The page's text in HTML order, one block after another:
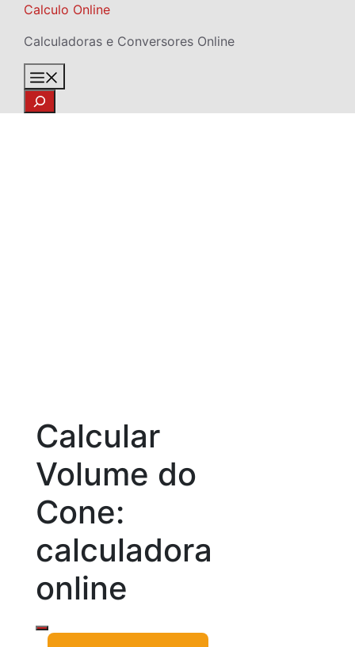
Skip
content
Calculo Online
Calculadoras e Conversores Online
Search
Calcular
Volume do
Cone:
calculadora
online